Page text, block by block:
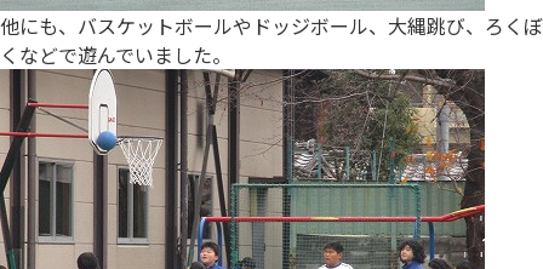
他にも、バスケットボールやドッジボール、大縄跳び、ろくぼ
くなどで遊んでいました。